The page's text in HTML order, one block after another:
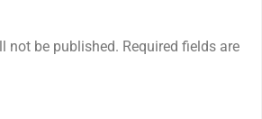
not be published. Required fields are